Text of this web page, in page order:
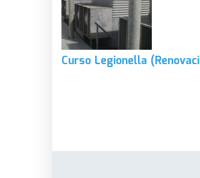
Curso Legionella